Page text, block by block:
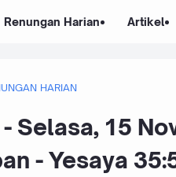
Renungan Harian Artikel
HARIAN
Selasa, 15
- Yesaya